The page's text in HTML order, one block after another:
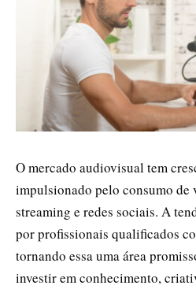
O mercado audiovisual tem
impulsionado pelo consumo de
streaming e redes sociais. A
por profissionais qualificados
tornando essa uma área
investir em conhecimento,